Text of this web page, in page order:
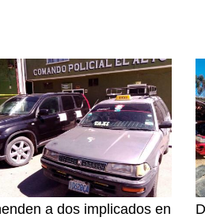
a dos implicados en